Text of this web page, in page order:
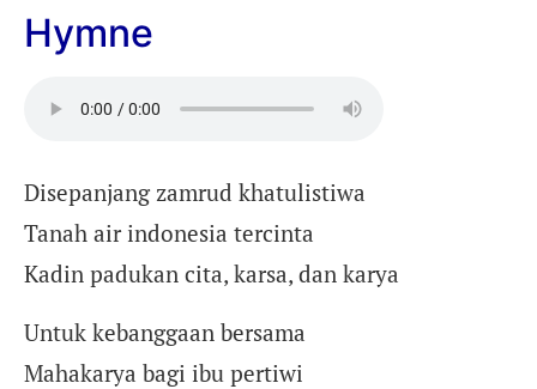
Hymne
Disepanjang zamrud khatulistiwa
Tanah air indonesia tercinta
Kadin padukan cita, karsa, dan karya
Untuk kebanggaan bersama
Mahakarya bagi ibu pertiwi